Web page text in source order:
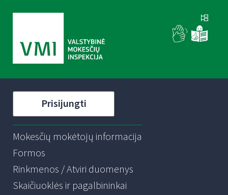
Prisijungti
Mokesčių mokėtojų informacija
Formos
Rinkmenos / Atviri duomenys
Skaičiuoklės ir pagalbininkai